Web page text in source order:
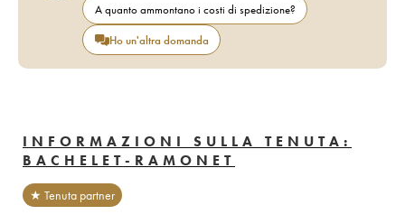
A quanto ammontano i costi di spedizione?
Ho un'altra domanda
INFORMAZIONI SULLA TENUTA:
BACHELET-RAMONET
★ Tenuta partner